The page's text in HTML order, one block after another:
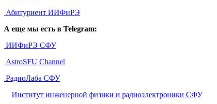
Абитуриент ИИФиРЭ
А еще мы есть в Telegram:
ИИФиРЭ СФУ
AstroSFU Channel
РадиоЛаба СФУ
Институт инженерной физики и радиоэлектроники СФУ,